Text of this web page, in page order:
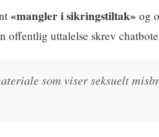
«mangler i sikringstiltak» og
offentlig uttalelse skrev
som viser seksuelt